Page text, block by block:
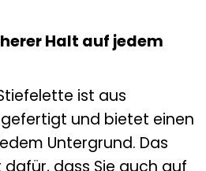
Halt auf jedem
ist aus
und bietet einen
Untergrund. Das